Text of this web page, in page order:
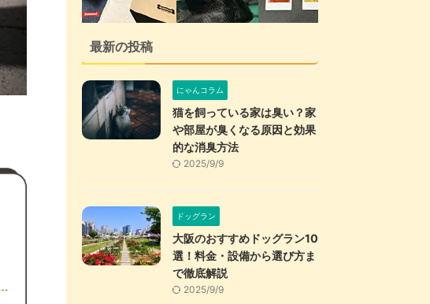
最新の投稿
にゃんコラム
猫を飼っている家は臭い？家
や部屋が臭くなる原因と効果
的な消臭方法
2025/9/9
ドッグラン
大阪のおすすめドッグラン10
選！料金・設備から選び方ま
で徹底解説
2025/9/9